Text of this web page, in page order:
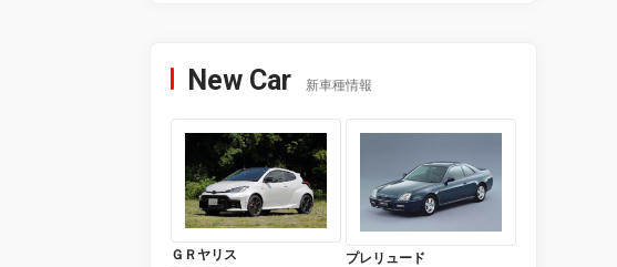
New Car 新車種情報
ＧＲヤリス プレリュード